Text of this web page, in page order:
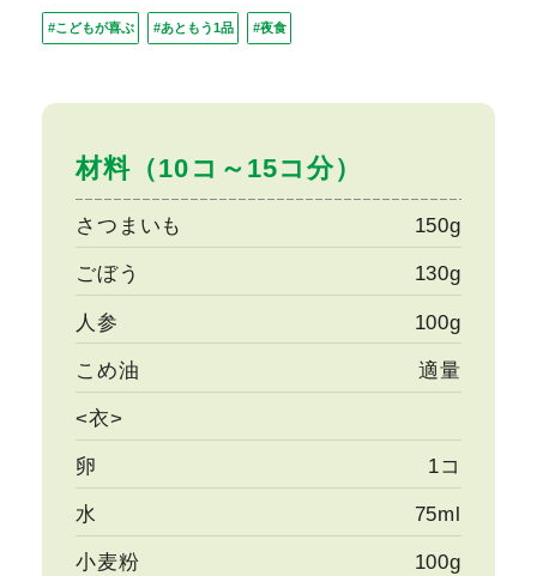
材料（10コ～15コ分）
さつまいも 150g
ごぼう 130g
人参 100g
こめ油 適量
<衣>
卵 1コ
水 75ml
小麦粉 100g
#こどもが喜ぶ #あともう1品 #夜食